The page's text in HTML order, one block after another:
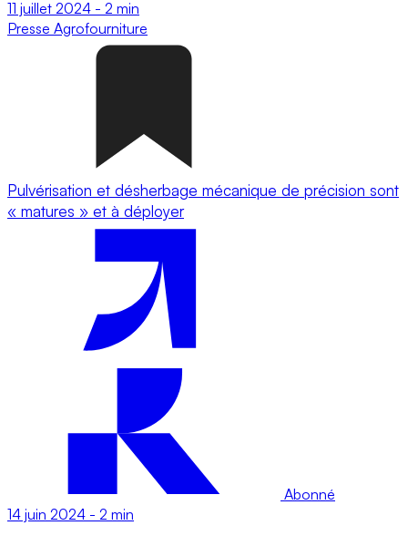
11 juillet 2024 - 2 min
Presse Agrofourniture
Pulvérisation et désherbage mécanique de précision sont
« matures » et à déployer
Abonné
14 juin 2024 - 2 min